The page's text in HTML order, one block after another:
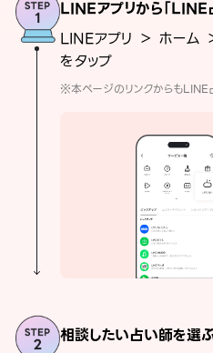
LINEアプリから「LINE
LINEアプリ ＞ ホーム
をタップ
※本ページのリンクからもLINE
相談したい占い師を選